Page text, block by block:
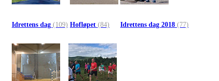
Idrettens dag (109) Hofløpet (84) Idrettens dag 2018 (77)